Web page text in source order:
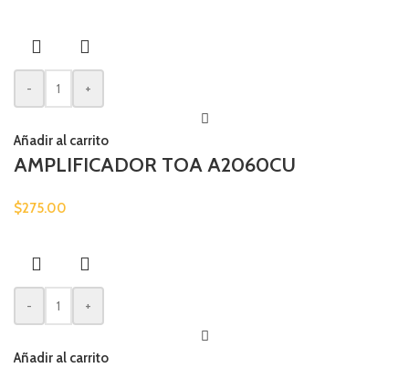
- +
Añadir al carrito
AMPLIFICADOR TOA A2060CU
$275.00
- +
Añadir al carrito